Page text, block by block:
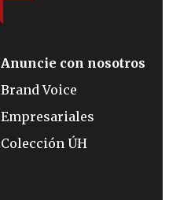
Anuncie con nosotros
Brand Voice
Empresariales
Colección ÚH